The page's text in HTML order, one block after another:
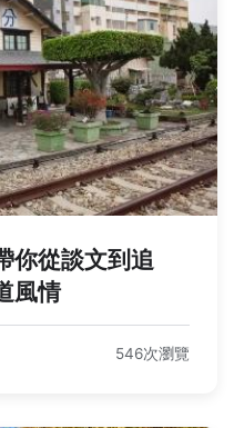
你從談文到追
風情
546次瀏覽